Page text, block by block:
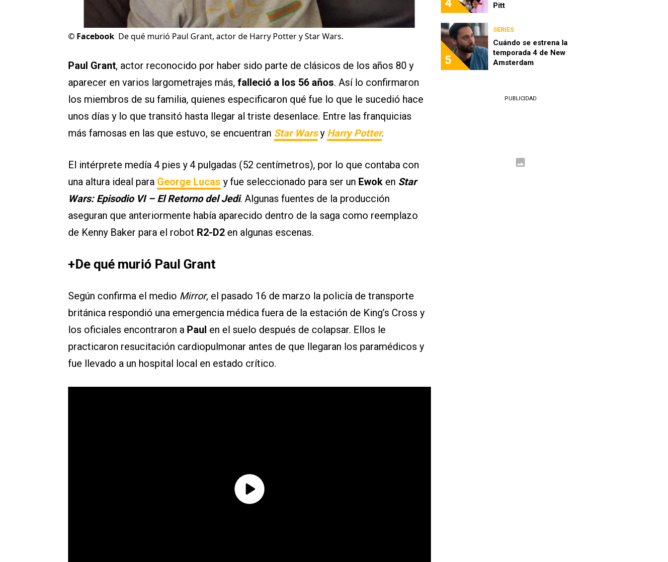
© Facebook De qué murió Paul Grant, actor de Harry Potter y Star Wars.
Paul Grant, actor reconocido por haber sido parte de clásicos de los años 80 y
aparecer en varios largometrajes más, falleció a los 56 años. Así lo confirmaron
los miembros de su familia, quienes especificaron qué fue lo que le sucedió hace
unos días y lo que transitó hasta llegar al triste desenlace. Entre las franquicias
más famosas en las que estuvo, se encuentran Star Warsy Harry Potter.
El intérprete medía 4 pies y 4 pulgadas (52 centímetros), por lo que contaba con
una altura ideal para George Lucas y fue seleccionado para ser un Ewok en Star
Wars: Episodio VI – El Retorno del Jedi. Algunas fuentes de la producción
aseguran que anteriormente había aparecido dentro de la saga como reemplazo
de Kenny Baker para el robot R2-D2 en algunas escenas.
+De qué murió Paul Grant
Según confirma el medio Mirror, el pasado 16 de marzo la policía de transporte
británica respondió una emergencia médica fuera de la estación de King’s Cross y
los oficiales encontraron a Paul en el suelo después de colapsar. Ellos le
practicaron resucitación cardiopulmonar antes de que llegaran los paramédicos y
fue llevado a un hospital local en estado crítico.
4 Pitt
5
SERIES
Cuándo se estrena la
temporada 4 de New
Amsterdam
PUBLICIDAD